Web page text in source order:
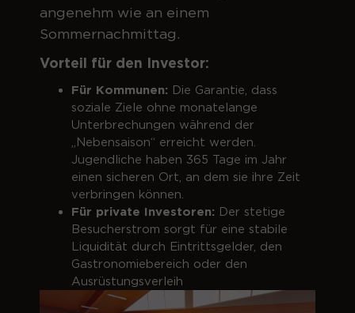
angenehm wie an einem
Sommernachmittag.
Vorteil für den Investor:
Für Kommunen: Die Garantie, dass
soziale Ziele ohne monatelange
Unterbrechungen während der
„Nebensaison“ erreicht werden.
Jugendliche haben 365 Tage im Jahr
einen sicheren Ort, an dem sie ihre Zeit
verbringen können.
Für private Investoren: Der stetige
Besucherstrom sorgt für eine stabile
Liquidität durch Eintrittsgelder, den
Gastronomiebereich oder den
Ausrüstungsverleih